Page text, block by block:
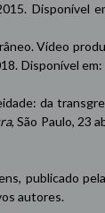
Disponível
Vídeo
Disponível
da
, São Paulo, 23
publicado
autores.